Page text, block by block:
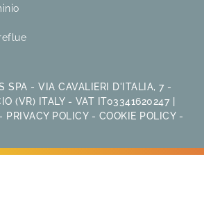
SPA - VIA CAVALIERI D'ITALIA, 7 -
(VR) ITALY - VAT IT03341620247 |
- PRIVACY POLICY- COOKIE POLICY-